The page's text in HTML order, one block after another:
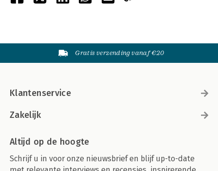
Gratis verzending vanaf €20
Klantenservice
Zakelijk
Altijd op de hoogte
Schrijf u in voor onze nieuwsbrief en blijf up-to-date